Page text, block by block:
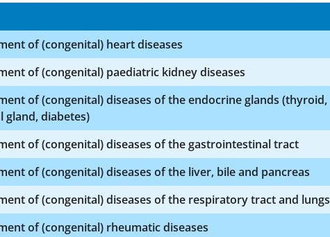
of (congenital) heart diseases
of (congenital) paediatric kidney diseases
of (congenital) diseases of the endocrine glands (thyroid,
gland, diabetes)
of (congenital) diseases of the gastrointestinal tract
of (congenital) diseases of the liver, bile and pancreas
of (congenital) diseases of the respiratory tract and lungs
of (congenital) rheumatic diseases